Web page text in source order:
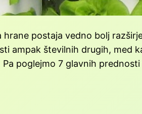
hrane postaja vedno bolj
ampak številnih drugih, med
poglejmo 7 glavnih